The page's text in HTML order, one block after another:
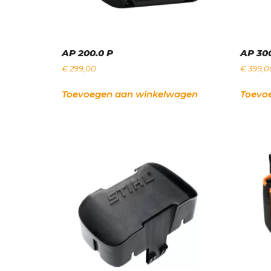
AP 200.0 P
€299,00
Toevoegen aan winkelwagen
AP
€